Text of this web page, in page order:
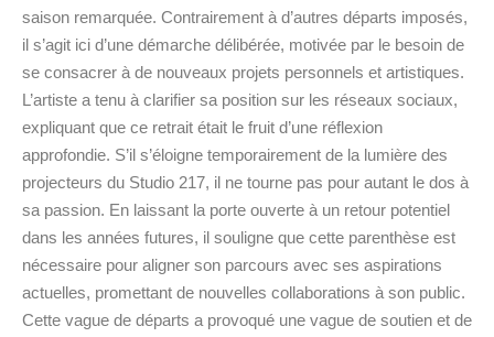
saison remarquée. Contrairement à d’autres départs imposés,
il s’agit ici d’une démarche délibérée, motivée par le besoin de
se consacrer à de nouveaux projets personnels et artistiques.
L’artiste a tenu à clarifier sa position sur les réseaux sociaux,
expliquant que ce retrait était le fruit d’une réflexion
approfondie. S’il s’éloigne temporairement de la lumière des
projecteurs du Studio 217, il ne tourne pas pour autant le dos à
sa passion. En laissant la porte ouverte à un retour potentiel
dans les années futures, il souligne que cette parenthèse est
nécessaire pour aligner son parcours avec ses aspirations
actuelles, promettant de nouvelles collaborations à son public.
Cette vague de départs a provoqué une vague de soutien et de